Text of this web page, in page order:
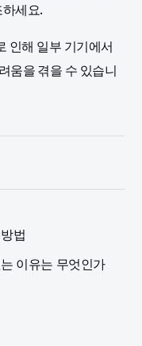
세요.
인해 일부 기기에서
움을 겪을 수 있습니
법
이유는 무엇인가